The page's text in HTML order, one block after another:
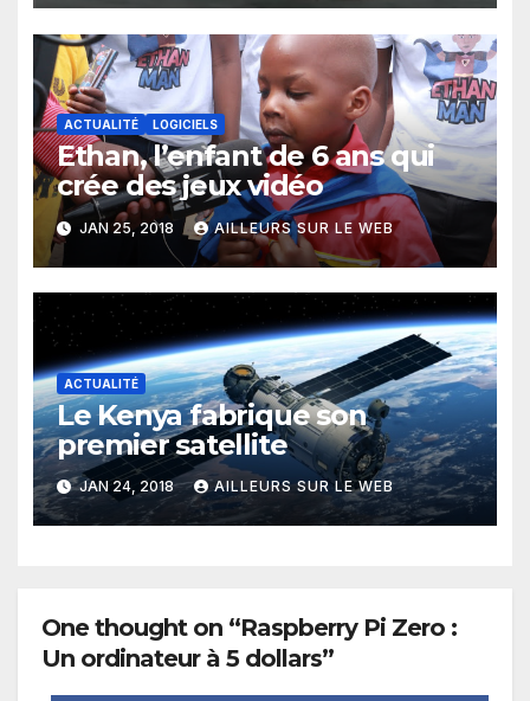
ACTUALITÉ LOGICIELS
Ethan, l’enfant de 6 ans qui
crée des jeux vidéo
JAN 25, 2018 AILLEURS SUR LE WEB
ACTUALITÉ
Le Kenya fabrique son
premier satellite
JAN 24, 2018 AILLEURS SUR LE WEB
One thought on “Raspberry Pi Zero :
Un ordinateur à 5 dollars”